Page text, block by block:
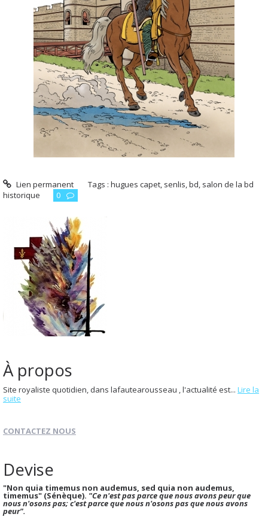
Lien permanent Tags :hugues capet, senlis,bd, salon de la bd
historique
0
À propos
Site royaliste quotidien, dans lafautearousseau , l'actualité est... Lire la
suite
CONTACTEZ NOUS
Devise
"Non quia timemus non audemus, sed quia non audemus,
timemus" (Sénèque). "Ce n'est pas parce que nous avons peur que
nous n'osons pas; c'est parce que nous n'osons pas que nous avons
peur".